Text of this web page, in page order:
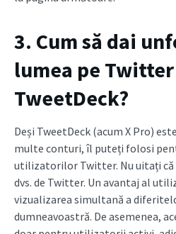
3. Cum să dai
lumea pe
TweetDeck?
Deși TweetDeck (acum X Pro)
multe conturi, îl puteți folosi
utilizatorilor Twitter. Nu uitați că
dvs. de Twitter. Un avantaj al
vizualizarea simultană a
dumneavoastră. De asemenea,